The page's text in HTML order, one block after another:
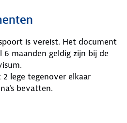
is vereist. Het document
6 maanden geldig zijn bij de
lege tegenover elkaar
bevatten.